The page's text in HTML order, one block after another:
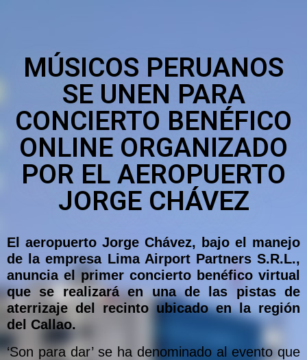
MÚSICOS PERUANOS
SE UNEN PARA
CONCIERTO BENÉFICO
ONLINE ORGANIZADO
POR EL AEROPUERTO
JORGE CHÁVEZ
El aeropuerto Jorge Chávez, bajo el manejo
de la empresa Lima Airport Partners S.R.L.,
anuncia el primer concierto benéfico virtual
que se realizará en una de las pistas de
aterrizaje del recinto ubicado en la región
del Callao.
‘Son para dar’ se ha denominado al evento que